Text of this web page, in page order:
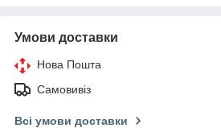
Умови доставки
Нова Пошта
Самовивіз
Всі умови доставки